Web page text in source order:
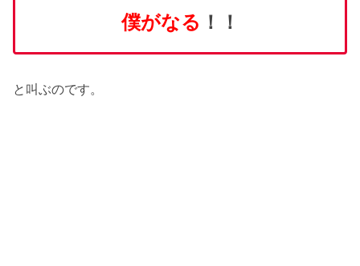
僕がなる ！！
と叫ぶのです。